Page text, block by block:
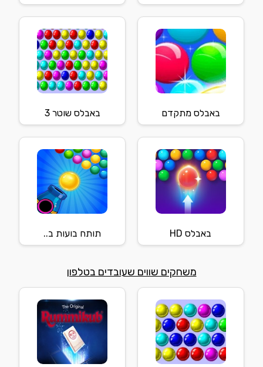
באבלס מתקדם באבלס שוטר 3
באבלס HD תותח בועות ב..
משחקים שווים שעובדים בטלפון